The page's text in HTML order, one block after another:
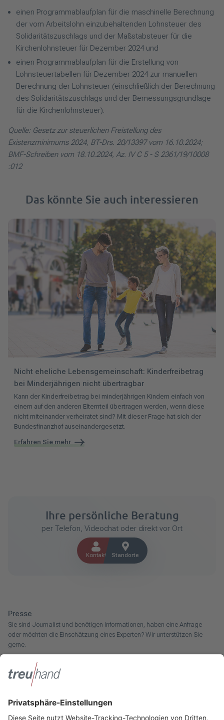
einen Programmablaufplan für die maschinelle Berechnung
der vom Arbeitslohn einzubehaltenden Lohnsteuer des
Solidaritätszuschlags und der Maßstabsteuer für die
Kirchenlohnsteuer für Dezember 2024 und
einen Programmablaufplan für die Erstellung von
Lohnsteuertabellen für Dezember 2024 zur manuellen
Berechnung der Lohnsteuer (einschließlich der Berechnung
des Solidaritätszuschlags und der Bemessungsgrundlage
für die Kirchenlohnsteuer).
Quelle: Gesetz zur steuerlichen Freistellung des
Existenzminimums 2024, BT-Drs. 20/13397 vom 16.10.2024;
BMF-Schreiben vom 18.10.2024, Az. IV C 5 - S 2361/19/10008
:012
Das könnte Sie auch interessieren
Nicht eheliche Lebensgemeinschaft: Kinderfreibetrag
bei Minderjährigen nicht übertragbar
Kann der Kinderfreibetrag bei minderjährigen Kindern einfach von
einem auf den anderen Elternteil übertragen werden, wenn diese
nicht miteinander verheiratet sind? Mit dieser Frage hat sich der
Bundesfinanzhof auseinandergesetzt.
Erfahren Sie mehr
Ihre persönliche Beratung
per Telefon, Videochat oder direkt vor Ort
Kontakt Standorte
Presse
Sie sind Journalist und benötigen Informationen, haben eine Anfrage
oder möchten die Einschätzung eines Experten? Wir unterstützen Sie
gerne.
Innotax
forstwirtschaftlichen Betrieb oder kommen aus dem Handwerk und
suchen einen Steuerberater? Bei der Innotax bieten wir Ihnen individuelle